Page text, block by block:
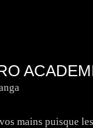
mains puisque